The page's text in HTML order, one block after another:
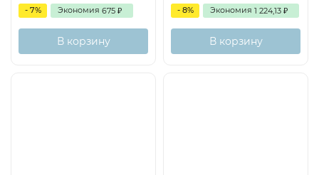
- 7% Экономия 675 ₽
В корзину
- 8% Экономия 1 224,13 ₽
В корзину